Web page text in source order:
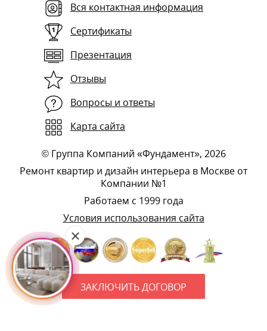
Вся контактная информация
Сертификаты
Презентация
Отзывы
Вопросы и ответы
Карта сайта
© Группа Компаний «Фундамент», 2026
Ремонт квартир и дизайн интерьера в Москве от
Компании №1
Работаем с 1999 года
Условия использования сайта
ЗАКЛЮЧИТЬ ДОГОВОР